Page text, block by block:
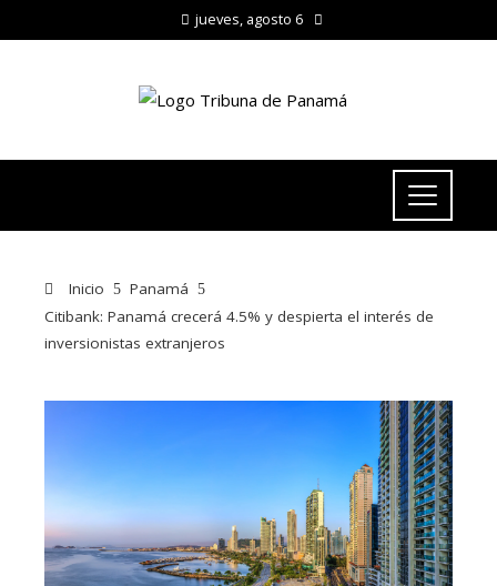
jueves, agosto 6
Inicio
Panamá
Citibank: Panamá crecerá 4.5% y despierta el interés de
inversionistas extranjeros